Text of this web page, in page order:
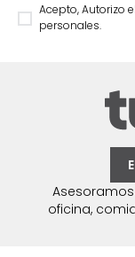
Acepto, Autorizo
personales.
oficina,